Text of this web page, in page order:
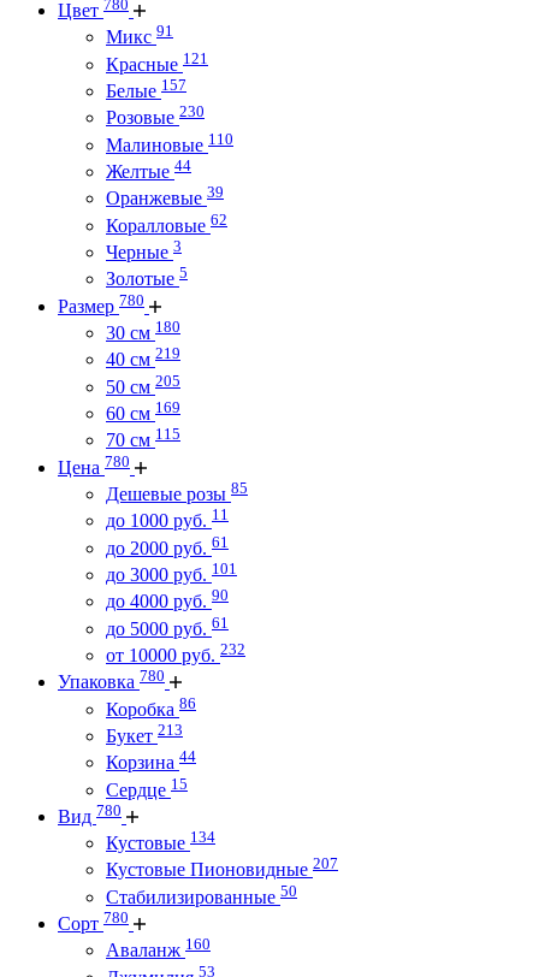
Цвет 780
Микс 91
Красные 121
Белые 157
Розовые 230
Малиновые 110
Желтые 44
Оранжевые 39
Коралловые 62
Черные 3
Золотые 5
Размер 780
30 см 180
40 см 219
50 см 205
60 см 169
70 см 115
Цена 780
Дешевые розы 85
до 1000 руб. 11
до 2000 руб. 61
до 3000 руб. 101
до 4000 руб. 90
до 5000 руб. 61
от 10000 руб. 232
Упаковка 780
Коробка 86
Букет 213
Корзина 44
Сердце 15
Вид 780
Кустовые 134
Кустовые Пионовидные 207
Стабилизированные 50
Сорт 780
Аваланж 160
53